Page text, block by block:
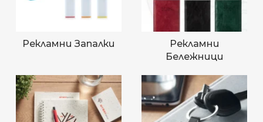
Рекламни Запалки
Рекламни
Бележници